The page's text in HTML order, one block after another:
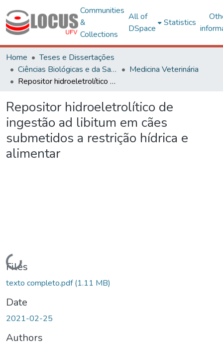
Communities
&
Collections
All of
DSpace
Statistics
Home
Teses e Dissertações
Ciências Biológicas e da Saúde
Medicina Veterinária
Repositor hidroeletrolítico de ingestão ad libitum em cães submetidos a restrição hídrica e alimentar
Repositor hidroeletrolítico de
ingestão ad libitum em cães
submetidos a restrição hídrica e
alimentar
Loading...
Files
texto completo.pdf(1.11 MB)
Date
2021-02-25
Authors